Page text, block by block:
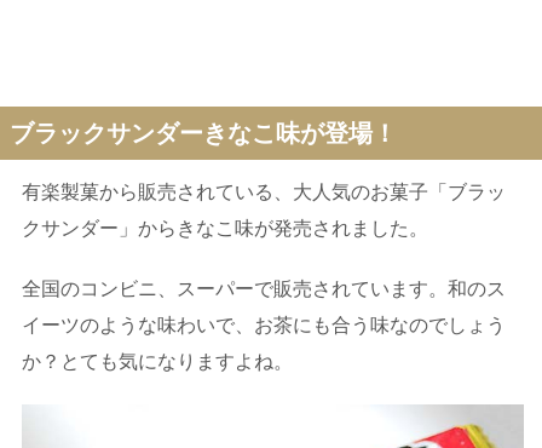
ブラックサンダーきなこ味が登場！
有楽製菓から販売されている、大人気のお菓子「ブラッ
クサンダー」からきなこ味が発売されました。
全国のコンビニ、スーパーで販売されています。和のス
イーツのような味わいで、お茶にも合う味なのでしょう
か？とても気になりますよね。